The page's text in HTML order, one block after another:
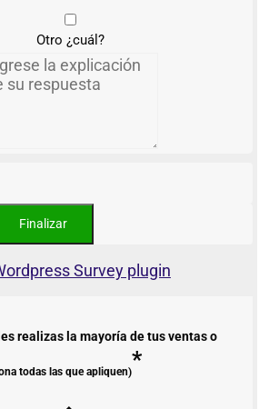
Otro ¿cuál?
Survey plugin
realizas la mayoría de tus ventas o
todas las que apliquen)*